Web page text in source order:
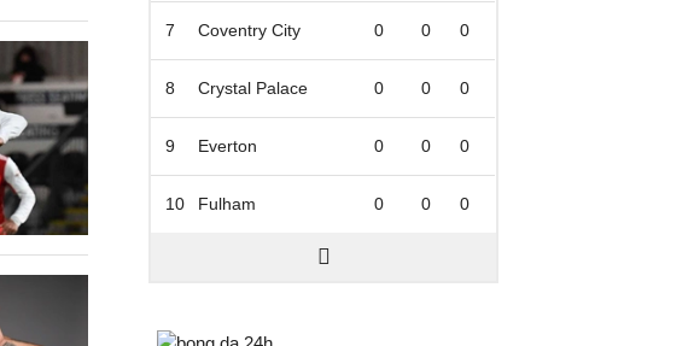
7 Coventry City 0 0 0
8 Crystal Palace 0 0 0
9 Everton 0 0 0
10 Fulham 0 0 0